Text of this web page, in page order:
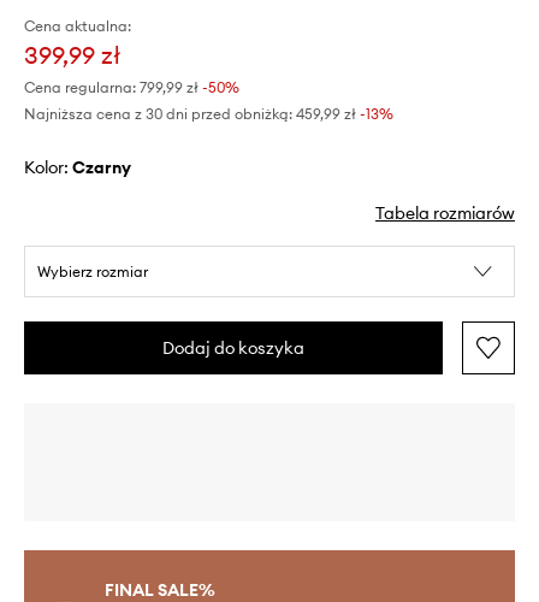
Cena aktualna:
399,99 zł
Cena regularna: 799,99 zł -50%
Najniższa cena z 30 dni przed obniżką: 459,99 zł -13%
Kolor: czarny
Tabela rozmiarów
Wybierz rozmiar
Dodaj do koszyka
FINAL SALE%